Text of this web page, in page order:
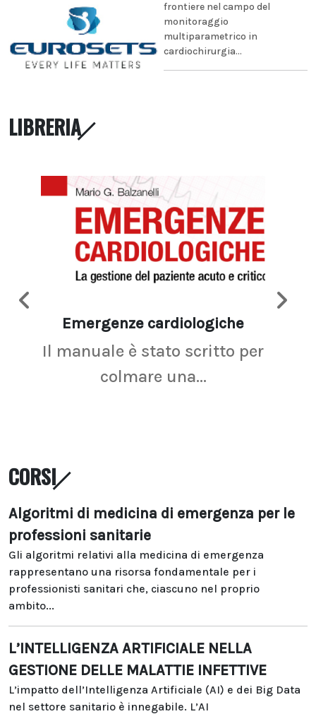
frontiere nel campo del
monitoraggio
multiparametrico in
cardiochirurgia...
LIBRERIA
Emergenze cardiologiche
Il manuale è stato scritto per
colmare una...
CORSI
Algoritmi di medicina di emergenza per le
professioni sanitarie
Gli algoritmi relativi alla medicina di emergenza
rappresentano una risorsa fondamentale per i
professionisti sanitari che, ciascuno nel proprio
ambito...
L’INTELLIGENZA ARTIFICIALE NELLA
GESTIONE DELLE MALATTIE INFETTIVE
L’impatto dell’Intelligenza Artificiale (AI) e dei Big Data
nel settore sanitario è innegabile. L’AI